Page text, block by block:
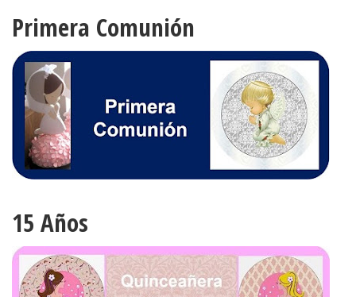
Primera Comunión
15 Años